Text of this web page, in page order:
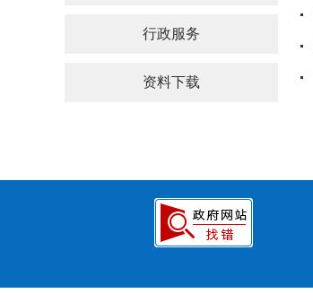
行政服务
资料下载